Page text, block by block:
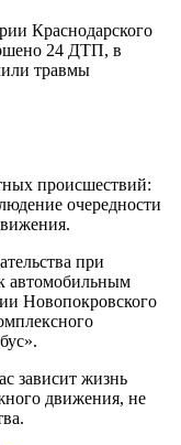
Краснодарского
24 ДТП, в
травмы
происшествий:
очередности
при
автомобильным
Новопокровского
зависит жизнь
движения, не